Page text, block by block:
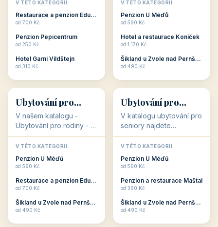
dovolenou přímo
souvisejí. Aktivní
odpočinek jso...
V TÉTO KATEGORII:
Restaurace a penzion Eduard
od 700 Kč
Penzion Pepicentrum
od 250 Kč
Hotel Garni Vildštejn
od 310 Kč
cenově dostupné
ubytování v ČR. Budete
c...
V TÉTO KATEGORII:
Penzion U Méďů
od 590 Kč
Hotel a restaurace Koníček
od 1 170 Kč
Šikland u Zvole nad Pernštejnem
od 490 Kč
👨‍👩‍👧‍👦
👨‍👩‍👧‍👦
34 objektů
Ubytování pro
rodiny
V našem katalogu -
Ubytování pro rodiny -
jsou pro Vás připraveny
objekty, které svojí
polohou či vybaveností,
nabízí klidné ubytování
V TÉTO KATEGORII:
Penzion U Méďů
od 590 Kč
Restaurace a penzion Eduard
od 700 Kč
Šikland u Zvole nad Pernštejnem
od 490 Kč
🧓
🧓
33 objektů
Ubytování pro
seniory
V katalogu ubytování pro
seniory najdete
penziony a hotely, které
jsou přizpůsobeny pro
ubytování klientů vyššího
věku. Některé z nich
V TÉTO KATEGORII:
Penzion U Méďů
od 590 Kč
Penzion a restaurace Maštal
od 360 Kč
Šikland u Zvole nad Pernštejnem
od 490 Kč
💕 🚴